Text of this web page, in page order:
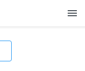
menu